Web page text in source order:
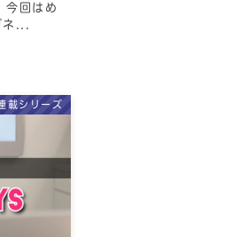
今回はめ
...
載シリーズ